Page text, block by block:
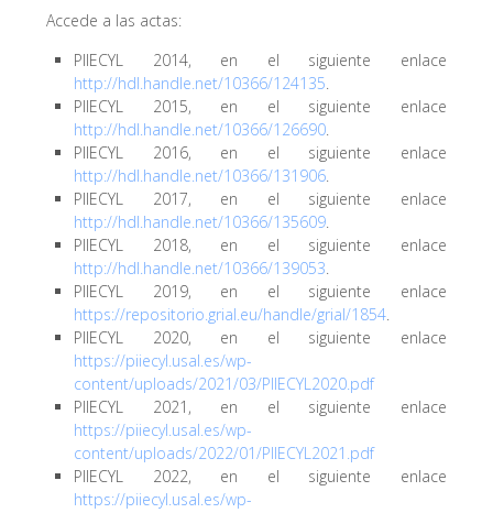
Accede a las actas:
PIIECYL 2014, en el siguiente enlace
http://hdl.handle.net/10366/124135.
PIIECYL 2015, en el siguiente enlace
http://hdl.handle.net/10366/126690.
PIIECYL 2016, en el siguiente enlace
http://hdl.handle.net/10366/131906.
PIIECYL 2017, en el siguiente enlace
http://hdl.handle.net/10366/135609.
PIIECYL 2018, en el siguiente enlace
http://hdl.handle.net/10366/139053.
PIIECYL 2019, en el siguiente enlace
https://repositorio.grial.eu/handle/grial/1854.
PIIECYL 2020, en el siguiente enlace
https://piiecyl.usal.es/wp-
content/uploads/2021/03/PIIECYL2020.pdf
PIIECYL 2021, en el siguiente enlace
https://piiecyl.usal.es/wp-
content/uploads/2022/01/PIIECYL2021.pdf
PIIECYL 2022, en el siguiente enlace
https://piiecyl.usal.es/wp-